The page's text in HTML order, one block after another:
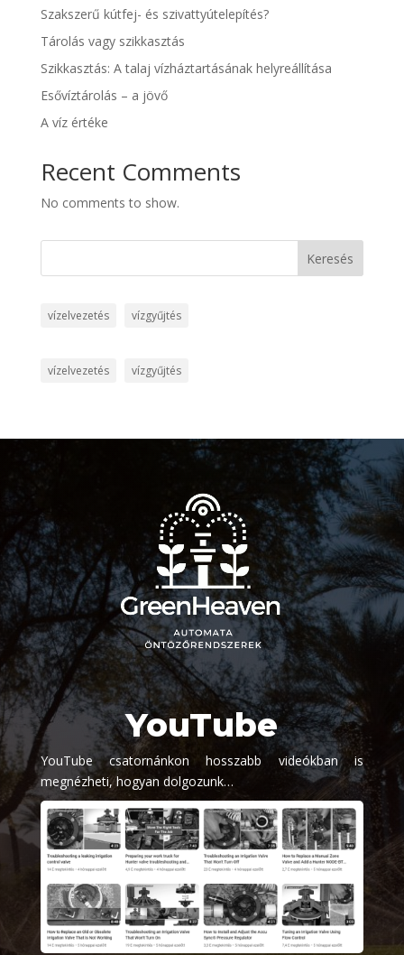
Szakszerű kútfej- és szivattyútelepítés?
Tárolás vagy szikkasztás
Szikkasztás: A talaj vízháztartásának helyreállítása
Esővíztárolás – a jövő
A víz értéke
Recent Comments
No comments to show.
Keresés
vízelvezetés vízgyűjtés
vízelvezetés vízgyűjtés
YouTube
YouTube csatornánkon hosszabb videókban is
megnézheti, hogyan dolgozunk…